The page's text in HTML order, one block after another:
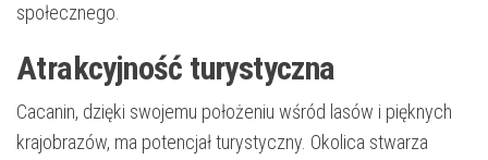
społecznego.
Atrakcyjność turystyczna
Cacanin, dzięki swojemu położeniu wśród lasów i pięknych
krajobrazów, ma potencjał turystyczny. Okolica stwarza